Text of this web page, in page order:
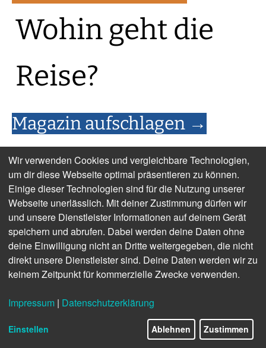
Wohin geht die
Reise?
Magazin aufschlagen →
Wir verwenden Cookies und vergleichbare Technologien,
um dir diese Webseite optimal präsentieren zu können.
Einige dieser Technologien sind für die Nutzung unserer
Webseite unerlässlich. Mit deiner Zustimmung dürfen wir
und unsere Dienstleister Informationen auf deinem Gerät
speichern und abrufen. Dabei werden deine Daten ohne
deine Einwilligung nicht an Dritte weitergegeben, die nicht
direkt unsere Dienstleister sind. Deine Daten werden wir zu
keinem Zeitpunkt für kommerzielle Zwecke verwenden.
Impressum | Datenschutzerklärung
Einstellen Ablehnen Zustimmen